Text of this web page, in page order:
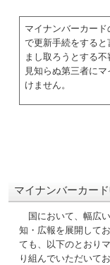
マイナンバーカー
で更新手続をする
まし取ろうとする不
見知らぬ第三者に
けません。
マイナンバーカー
国において、幅広
知・広報を展開して
ても、以下のとおり
り組んでいただいて